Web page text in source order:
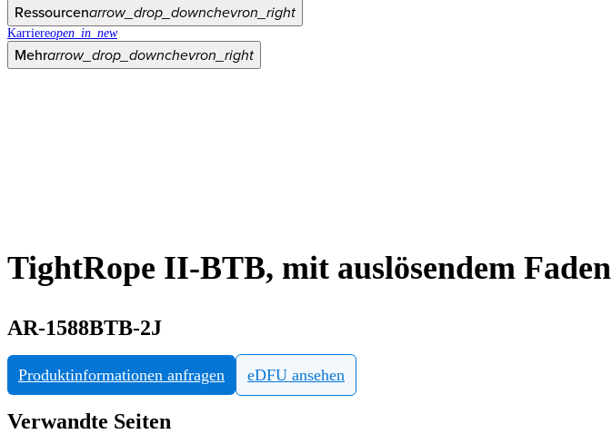
Ressourcenarrow_drop_downchevron_right
Karriereopen_in_new
Mehrarrow_drop_downchevron_right
TightRope II-BTB, mit auslösendem Faden
AR-1588BTB-2J
Produktinformationen anfragen eDFU ansehen
Verwandte Seiten